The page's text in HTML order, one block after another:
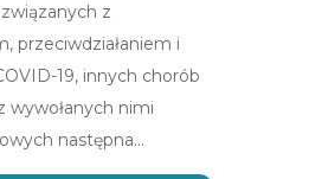
z
przeciwdziałaniem i
19, innych chorób
wywołanych nimi
następna…